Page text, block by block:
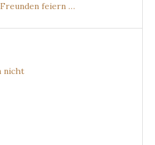
feiern …
nicht